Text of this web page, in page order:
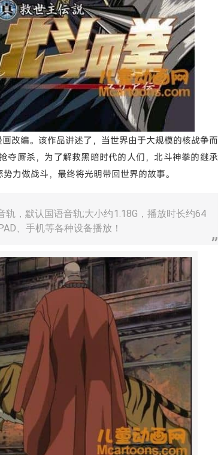
改编。该作品讲述了，当世界由于大规模的核战争而
夺厮杀，为了解救黑暗时代的人们，北斗神拳的继承
力做战斗，最终将光明带回世界的故事。
，默认国语音轨;大小约1.18G，播放时长约64
、手机等各种设备播放！